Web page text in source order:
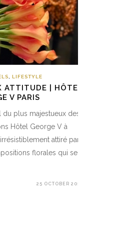
LIFESTYLE
ATTITUDE | HÔTEL
V PARIS
du plus majestueux des
Hôtel George V à
attiré par
florales qui se
25 OCTOBER 2017